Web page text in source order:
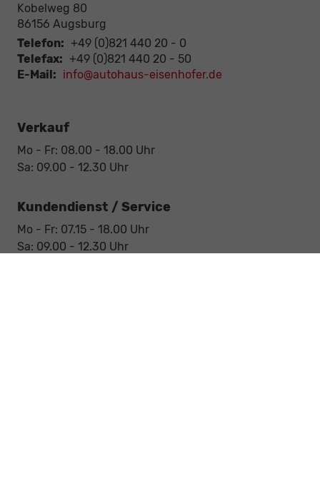
Kobelweg 80
86156 Augsburg
Telefon: +49 (0)821 440 20 - 0
Telefax: +49 (0)821 440 20 - 50
E-Mail: info@autohaus-eisenhofer.de
Verkauf
Mo - Fr: 08.00 - 18.00 Uhr
Sa: 09.00 - 12.30 Uhr
Kundendienst / Service
Mo - Fr: 07.15 - 18.00 Uhr
Sa: 09.00 - 12.30 Uhr